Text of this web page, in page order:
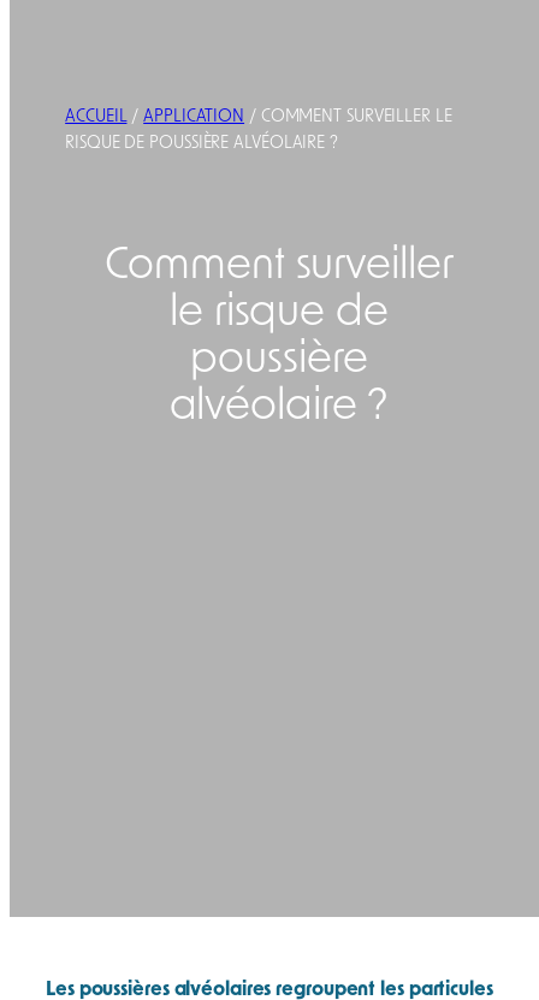
ACCUEIL /APPLICATION / COMMENT SURVEILLER LE
RISQUE DE POUSSIÈRE ALVÉOLAIRE ?
Comment surveiller
le risque de
poussière
alvéolaire ?
Les poussières alvéolaires regroupent les particules